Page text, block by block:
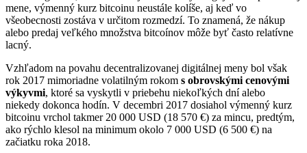
mene, výmenný kurz bitcoinu neustále kolíše, aj keď vo
všeobecnosti zostáva v určitom rozmedzí. To znamená, že nákup
alebo predaj veľkého množstva bitcoínov môže byť často relatívne
lacný.
Vzhľadom na povahu decentralizovanej digitálnej meny bol však
rok 2017 mimoriadne volatilným rokom s obrovskými cenovými
výkyvmi, ktoré sa vyskytli v priebehu niekoľkých dní alebo
niekedy dokonca hodín. V decembri 2017 dosiahol výmenný kurz
bitcoinu vrchol takmer 20 000 USD (18 570 €) za mincu, predtým,
ako rýchlo klesol na minimum okolo 7 000 USD (6 500 €) na
začiatku roka 2018.